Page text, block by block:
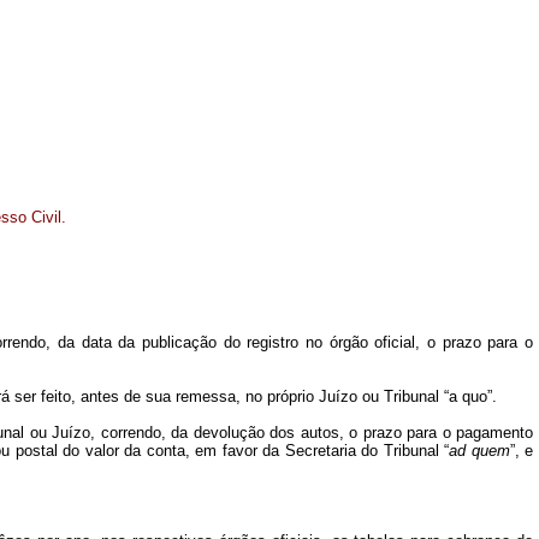
Civil.
da data da publicação do registro no órgão oficial, o prazo para o
feito, antes de sua remessa, no próprio Juízo ou Tribunal “a quo”.
ou Juízo, correndo, da devolução dos autos, o prazo para o pagamento
postal do valor da conta, em favor da Secretaria do Tribunal “ad quem”, e